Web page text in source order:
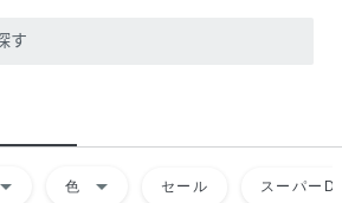
す
arrow_drop_down 色 arrow_drop_down セール スーパー